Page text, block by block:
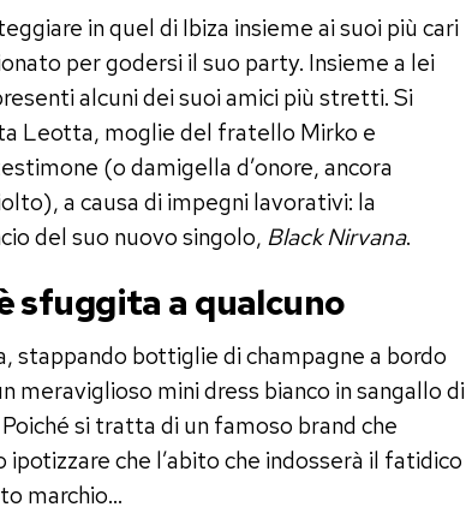
in quel di Ibiza insieme ai suoi più cari
per godersi il suo party. Insieme a lei
alcuni dei suoi amici più stretti. Si
Leotta, moglie del fratello Mirko e
(o damigella d’onore, ancora
a causa di impegni lavorativi: la
del suo nuovo singolo, Black Nirvana.
sfuggita a qualcuno
stappando bottiglie di champagne a bordo
meraviglioso mini dress bianco in sangallo di
si tratta di un famoso brand che
che l’abito che indosserà il fatidico
marchio…